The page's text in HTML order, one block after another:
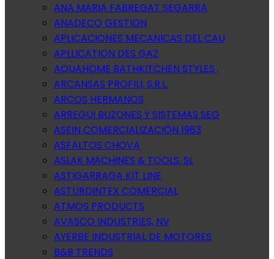
ANA MARIA FABREGAT SEGARRA
ANADECO GESTION
APLICACIONES MECANICAS DEL CAU
APLLICATION DES GAZ
AQUAHOME BATHKITCHEN STYLES ,
ARCANSAS PROFILI, S.R.L.
ARCOS HERMANOS
ARREGUI BUZONES Y SISTEMAS SEG
ASEIN COMERCIALIZACIÓN 1983
ASFALTOS CHOVA
ASLAK MACHINES & TOOLS, SL
ASTIGARRAGA KIT LINE
ASTURDINTEX COMERCIAL
ATMOS PRODUCTS
AVASCO INDUSTRIES, NV
AYERBE INDUSTRIAL DE MOTORES
B&B TRENDS